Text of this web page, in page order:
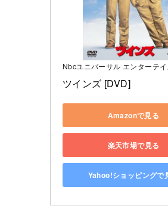
Nbcユニバーサル エンターテイ
ツインズ [DVD]
Amazonで見る
楽天市場で見る
Yahoo!ショッピングで